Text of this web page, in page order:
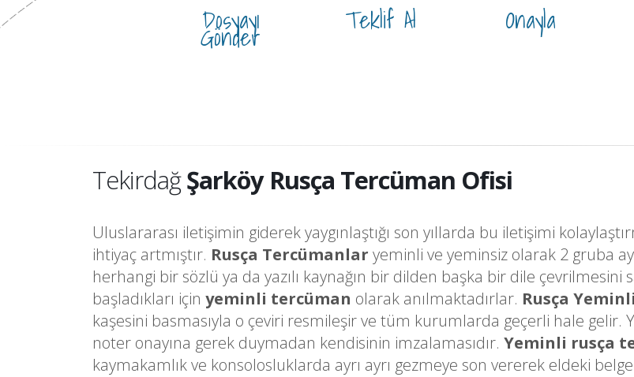
Dosyayı
Gönder Teklif Al Onayla
TekirdağŞarköy Rusça Tercüman Ofisi
Uluslararası iletişimin giderek yaygınlaştığı son yıllarda bu iletişimi
ihtiyaç artmıştır. Rusça Tercümanlar yeminli ve yeminsiz olarak 2 gruba
herhangi bir sözlü ya da yazılı kaynağın bir dilden başka bir dile
başladıkları için yeminli tercüman olarak anılmaktadırlar. Rusça
kaşesini basmasıyla o çeviri resmileşir ve tüm kurumlarda geçerli hale gelir.
noter onayına gerek duymadan kendisinin imzalamasıdır. Yeminli rusça
kaymakamlık ve konsolosluklarda ayrı ayrı gezmeye son vererek eldeki